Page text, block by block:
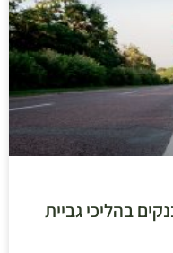
בהליכי גביית